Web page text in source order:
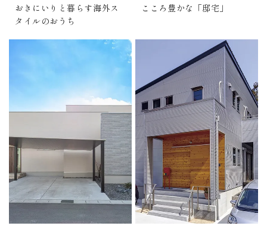
おきにいりと暮らす海外ス
タイルのおうち
こころ豊かな「邸宅」